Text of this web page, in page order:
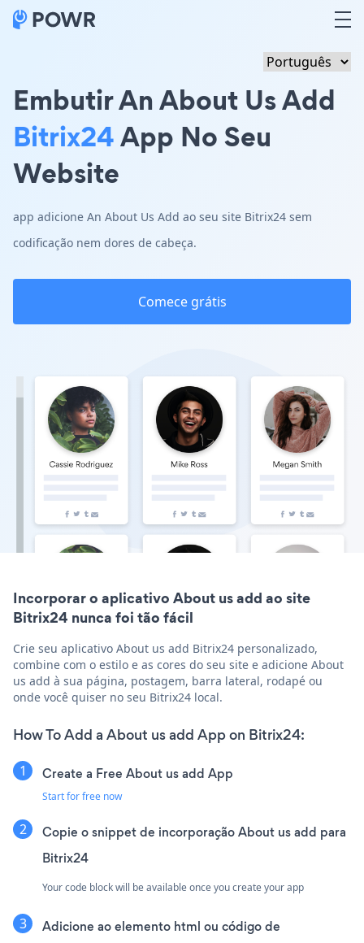
Embutir An About Us Add
Bitrix24App No Seu
Website
app adicione An About Us Add ao seu site Bitrix24 sem
codificação nem dores de cabeça.
Comece grátis
Incorporar o aplicativo About us add ao site
Bitrix24 nunca foi tão fácil
Crie seu aplicativo About us add Bitrix24 personalizado,
combine com o estilo e as cores do seu site e adicione About
us add à sua página, postagem, barra lateral, rodapé ou
onde você quiser no seu Bitrix24 local.
How To Add a About us add App on Bitrix24:
Create a Free About us add App
Start for free now
Copie o snippet de incorporação About us add para
Bitrix24
Your code block will be available once you create your app
Adicione ao elemento html ou código de